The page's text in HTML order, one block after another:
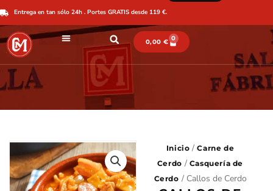
al
contenido
Entrega en tan sólo 24h . Portes GRATIS desde 119 €.
0,00€ 0
CARRITO
Inicio /Carne de
Cerdo / Casquería de
Cerdo / Callos de Cerdo